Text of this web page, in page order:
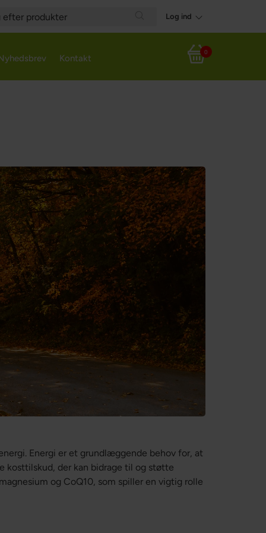
Search
Log ind
Din indkøbskurv
0
Kontakt
Energi er et grundlæggende behov for, at
kosttilskud, der kan bidrage til og støtte
og CoQ10, som spiller en vigtig rolle